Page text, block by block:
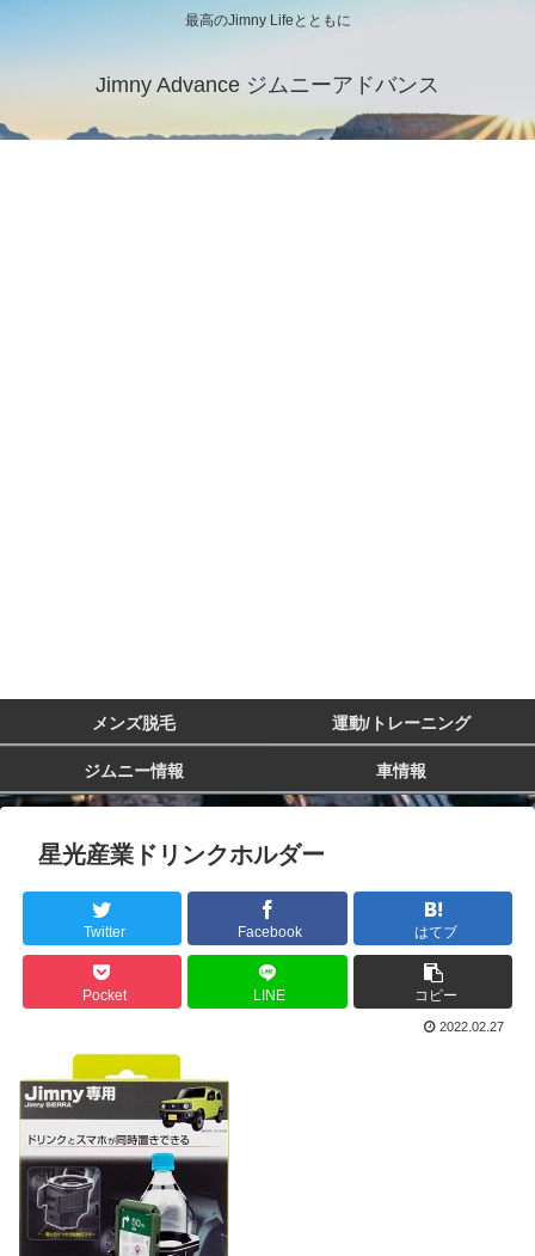
最高のJimny Lifeとともに
Jimny Advance ジムニーアドバンス
メンズ脱毛 運動/トレーニング
ジムニー情報 車情報
星光産業ドリンクホルダー
Twitter Facebook はてブ
Pocket LINE コピー
2022.02.27